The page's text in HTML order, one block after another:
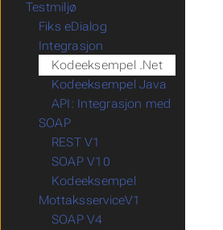
Testmiljø
Fiks eDialog
Integrasjon
Kodeeksempel .Net
Kodeeksempel Java
API: Integrasjon med
SOAP
REST V1
SOAP V10
Kodeeksempel
MottaksserviceV1
SOAP V4